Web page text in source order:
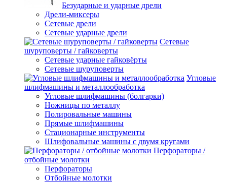
Безударные и ударные дрели
Дрели-миксеры
Сетевые дрели
Сетевые ударные дрели
Сетевые
шуруповерты / гайковерты
Сетевые ударные гайковёрты
Сетевые шуруповерты
Угловые
шлифмашины и металлообработка
Угловые шлифмашины (болгарки)
Ножницы по металлу
Полировальные машины
Прямые шлифмашины
Стационарные инструменты
Шлифовальные машины с двумя кругами
Перфораторы /
отбойные молотки
Перфораторы
Отбойные молотки